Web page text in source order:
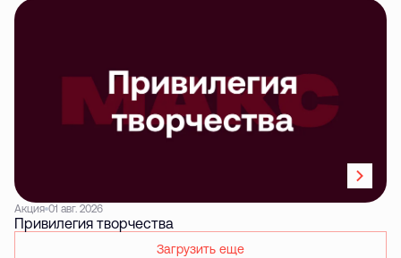
Акция 01 авг. 2026
Привилегия творчества
Загрузить еще